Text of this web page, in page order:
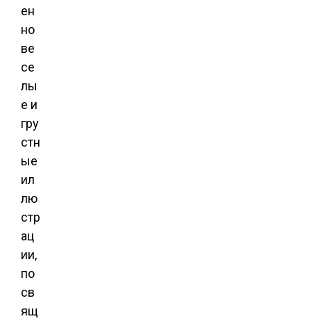
ен
но
ве
се
лы
е и
гру
стн
ые
ил
лю
стр
ац
ии,
по
св
ящ